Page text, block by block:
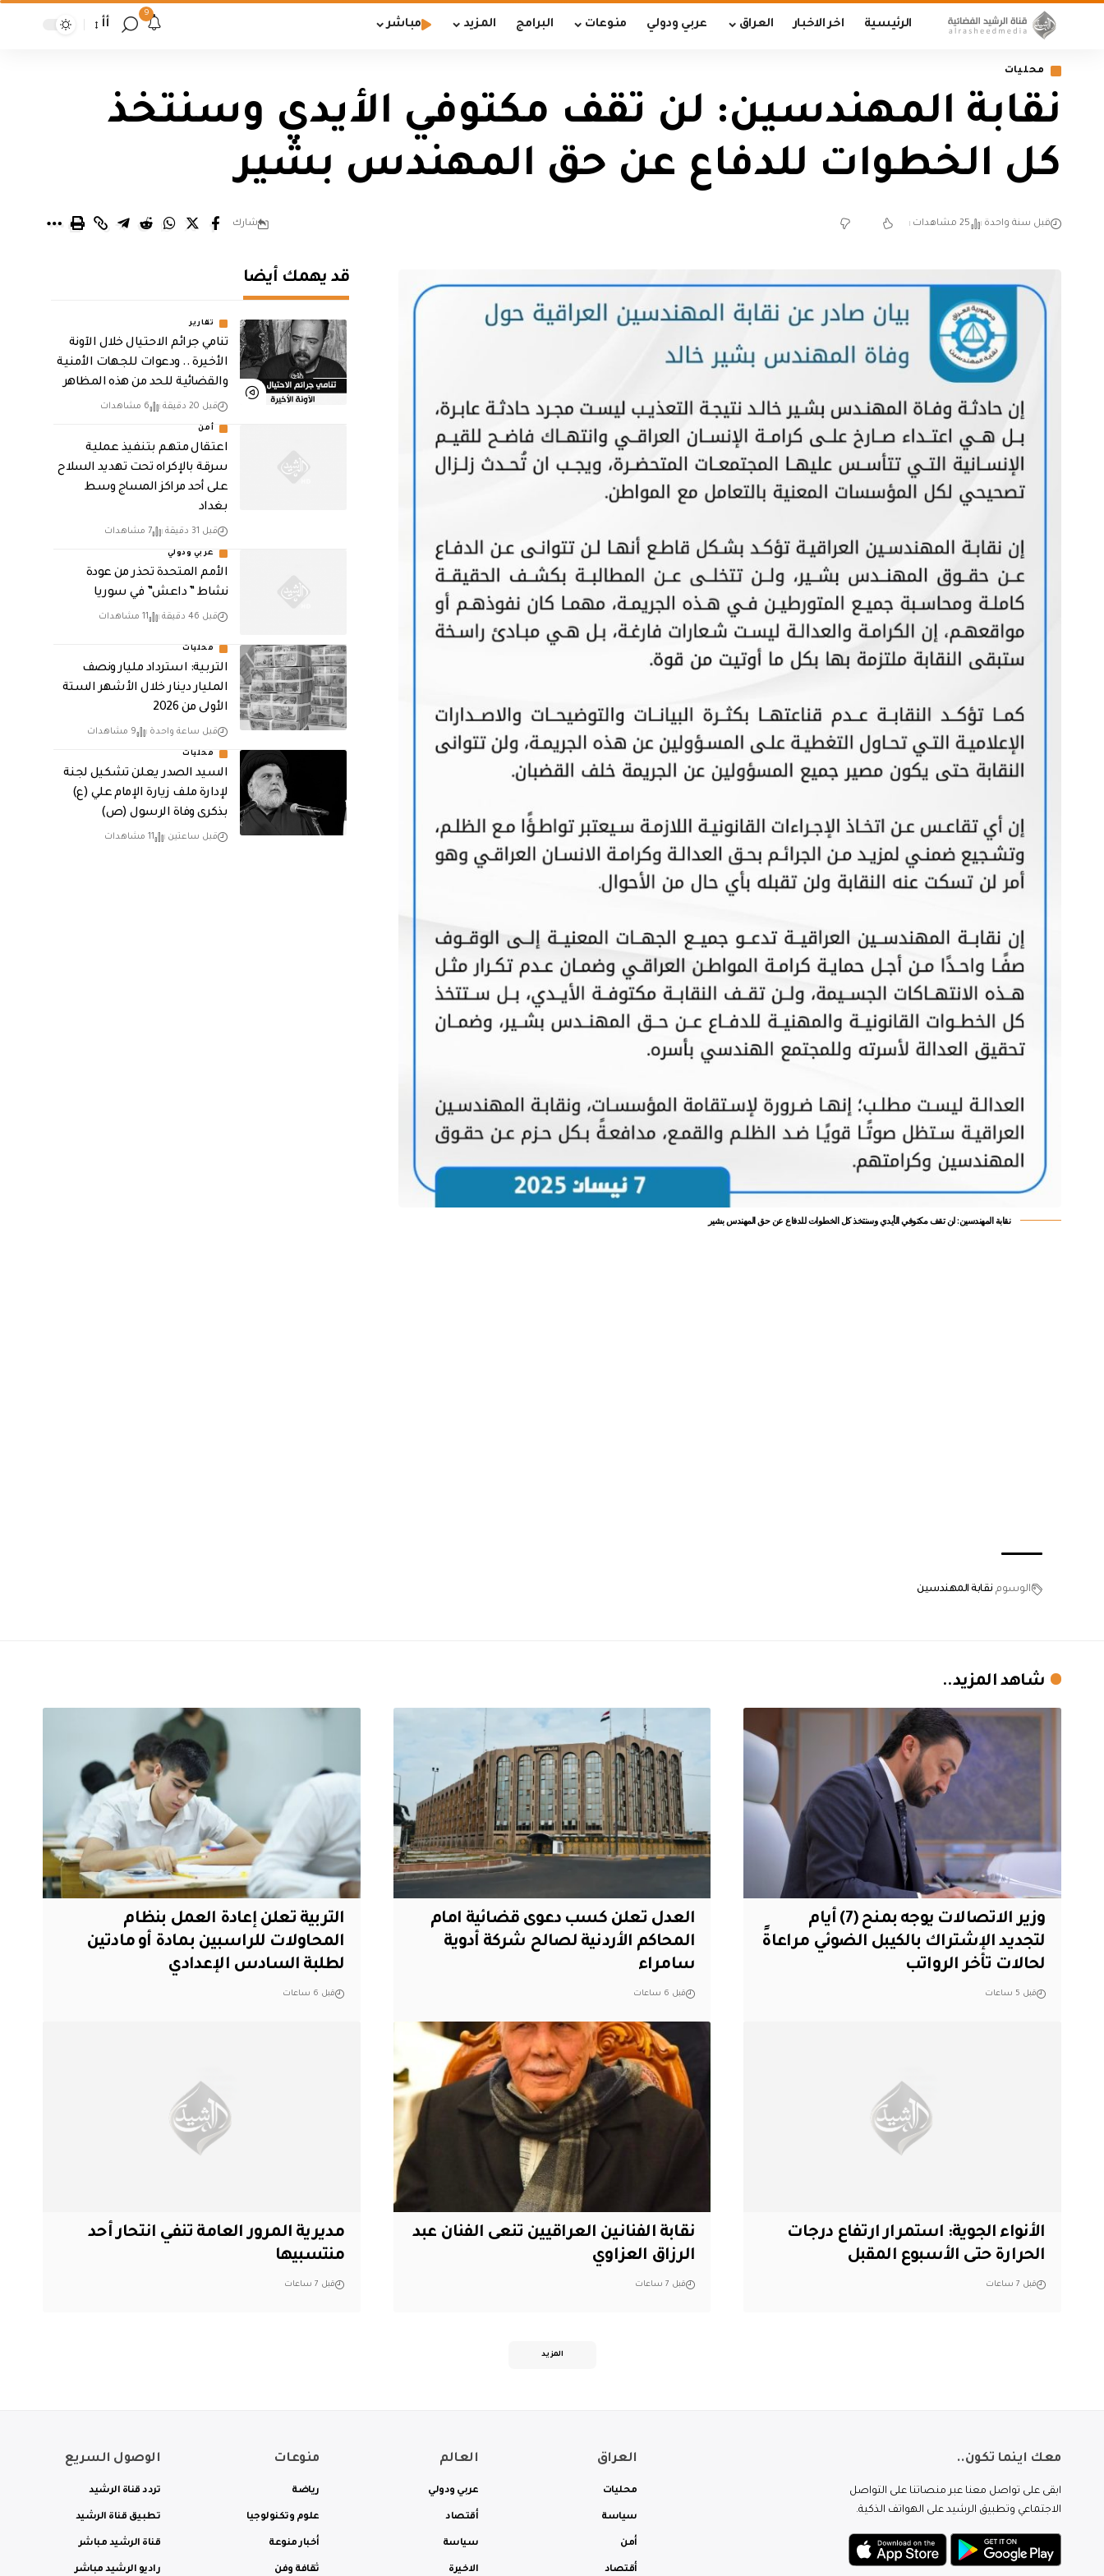
الرئيسية اخر الاخبار العراق عربي ودولي منوعات البرامج المزيد مباشر
9
أأ
محليات
نقابة المهندسين: لن تقف مكتوفي الأيدي وسنتخذ
كل الخطوات للدفاع عن حق المهندس بشير
قبل سنة واحدة 25 مشاهدات شارك
نقابة المهندسين: لن تقف مكتوفي الأيدي وسنتخذ كل الخطوات للدفاع عن حق المهندس بشير
الوسوم نقابة المهندسين
قد يهمك أيضا
تقارير
تنامي جرائم الاحتيال خلال الآونة
الأخيرة .. ودعوات للجهات الأمنية
والقضائية للحد من هذه المظاهر
قبل 20 دقيقة 6 مشاهدات
أمن
اعتقال متهم بتنفيذ عملية
سرقة بالإكراه تحت تهديد السلاح
على أحد مراكز المساج وسط
بغداد
قبل 31 دقيقة 7 مشاهدات
عربي ودولي
الأمم المتحدة تحذر من عودة
نشاط ” داعش” في سوريا
قبل 46 دقيقة 11 مشاهدات
محليات
التربية: استرداد مليار ونصف
المليار دينار خلال الأشهر الستة
الأولى من 2026
قبل ساعة واحدة 9 مشاهدات
محليات
السيد الصدر يعلن تشكيل لجنة
لإدارة ملف زيارة الإمام علي (ع)
بذكرى وفاة الرسول (ص)
قبل ساعتين 11 مشاهدات
شاهد المزيد..
وزير الاتصالات يوجه بمنح (7) أيام
لتجديد الإشتراك بالكيبل الضوئي مراعاةً
لحالات تأخر الرواتب
قبل 5 ساعات
العدل تعلن كسب دعوى قضائية امام
المحاكم الأردنية لصالح شركة أدوية
سامراء
قبل 6 ساعات
التربية تعلن إعادة العمل بنظام
المحاولات للراسبين بمادة أو مادتين
لطلبة السادس الإعدادي
قبل 6 ساعات
الأنواء الجوية: استمرار ارتفاع درجات
الحرارة حتى الأسبوع المقبل
قبل 7 ساعات
نقابة الفنانين العراقيين تنعى الفنان عبد
الرزاق العزاوي
قبل 7 ساعات
مديرية المرور العامة تنفي انتحار أحد
منتسبيها
قبل 7 ساعات
المزيد
معك اينما تكون..
ابقى على تواصل معنا عبر منصاتنا على التواصل
الاجتماعي وتطبيق الرشيد على الهواتف الذكية.
العراق
محليات
سياسة
أمن
أقتصاد
العالم
عربي ودولي
أقتصاد
سياسة
الاخيرة
منوعات
رياضة
علوم وتكنولوجيا
أخبار منوعة
ثقافة وفن
الوصول السريع
تردد قناة الرشيد
تطبيق قناة الرشيد
قناة الرشيد مباشر
راديو الرشيد مباشر